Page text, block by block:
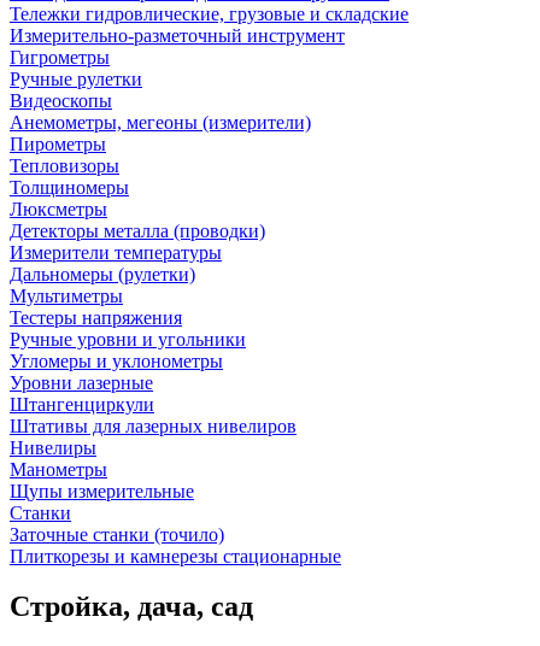
Тележки гидровлические, грузовые и складские
Измерительно-разметочный инструмент
Гигрометры
Ручные рулетки
Видеоскопы
Анемометры, мегеоны (измерители)
Пирометры
Тепловизоры
Толщиномеры
Люксметры
Детекторы металла (проводки)
Измерители температуры
Дальномеры (рулетки)
Мультиметры
Тестеры напряжения
Ручные уровни и угольники
Угломеры и уклонометры
Уровни лазерные
Штангенциркули
Штативы для лазерных нивелиров
Нивелиры
Манометры
Щупы измерительные
Станки
Заточные станки (точило)
Плиткорезы и камнерезы стационарные
Стройка, дача, сад